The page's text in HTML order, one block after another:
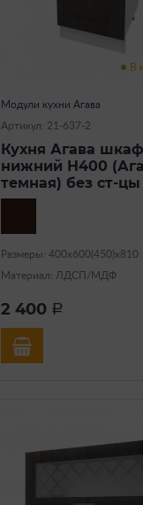
В
Модули кухни Агава
Артикул: 21-637-2
Кухня Агава шкаф
нижний Н400
темная) без ст-цы
Размеры: 400х600(450)х810
Материал: ЛДСП/МДФ
2 400 a